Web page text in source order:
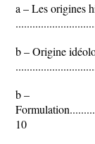
a – Les origines
b – Origine
b –
10